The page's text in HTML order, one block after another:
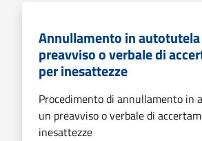
Annullamento in
preavviso o verbale di
per inesattezze
Procedimento di annullamento in
un preavviso o verbale di
inesattezze